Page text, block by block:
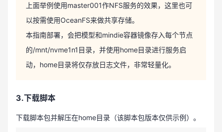
上面举例使用master001作NFS服务的效果，这里也可
以按需使用OceanFS来做共享存储。
本指南部署，会把模型和mindie容器镜像存入每个节点
的/mnt/nvme1n1目录，并使用home目录进行服务启
动，home目录将仅存放日志文件，非常轻量化。
3.下载脚本
下载脚本包并解压在home目录（该脚本包版本仅供示例）。